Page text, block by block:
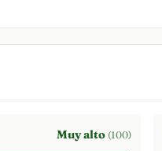
Muy alto (100)